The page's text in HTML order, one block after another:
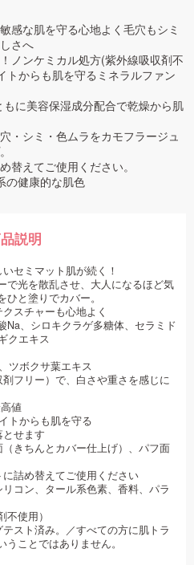
感な肌を守る心地よく毛穴もシミ
さへ
ノンケミカル処方(紫外線吸収剤不
トからも肌を守るミネラルファン
に美容保湿成分配合で乾燥から肌
・シミ・色ムラをカモフラージュ
えてご使用ください。
の健康的な肌色
説明
セミマット肌が続く！
で光を散乱させ、大人になるほど気
と塗りでカバー。
スチャーも心地よく
Na、シロキクラゲ多糖体、セラミド
クエキス
ツボクサ葉エキス
フリー）で、白さや重さを感じに
値
トからも肌を守る
せます
きちんとカバー仕上げ）、パフ面
詰め替えてご使用ください
コン、タール系色素、香料、パラ
使用）
スト済み。／すべての方に肌トラ
ことではありません。